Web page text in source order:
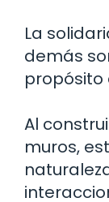
La
demás
propósito
Al
muros,